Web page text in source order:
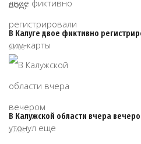
В Калуге двое фиктивно
07/08
В Калужской области вчера
07/08